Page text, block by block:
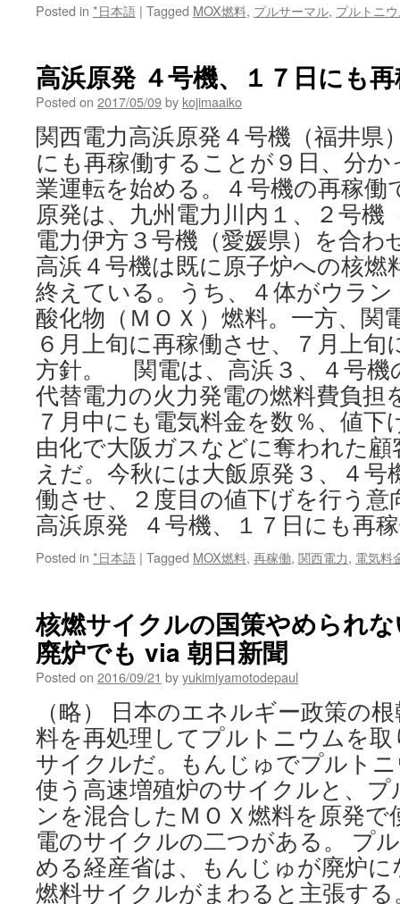
Posted in *日本語 | Tagged MOX燃料, プルサーマル, プルトニ
高浜原発 ４号機、１７日にも
Posted on 2017/05/09by kojimaaiko
関西電力高浜原発４号機（福井県
にも再稼働することが９日、分
業運転を始める。４号機の再稼働
原発は、九州電力川内１、２号機
電力伊方３号機（愛媛県）を合
高浜４号機は既に原子炉への核燃
終えている。うち、４体がウラ
酸化物（ＭＯＸ）燃料。一方、関
６月上旬に再稼働させ、７月上
方針。 関電は、高浜３、４号機
代替電力の火力発電の燃料費負担
７月中にも電気料金を数％、値
由化で大阪ガスなどに奪われた
えだ。今秋には大飯原発３、４号
働させ、２度目の値下げを行う
高浜原発 ４号機、１７日にも再
Posted in *日本語 | Tagged MOX燃料, 再稼働, 関西電力, 電気料
核燃サイクルの国策やめられ
廃炉でも via 朝日新聞
Posted on 2016/09/21 byyukimiyamotodepaul
（略） 日本のエネルギー政策の
料を再処理してプルトニウムを
サイクルだ。もんじゅでプルト
使う高速増殖炉のサイクルと、
ンを混合したＭＯＸ燃料を原発
電のサイクルの二つがある。 プ
める経産省は、もんじゅが廃炉
燃料サイクルがまわると主張する